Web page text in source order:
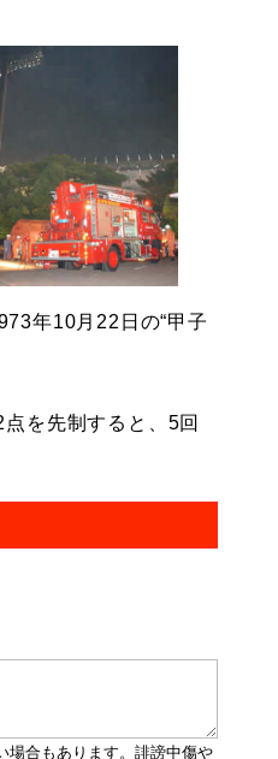
年10月22日の“甲子
を先制すると、5回